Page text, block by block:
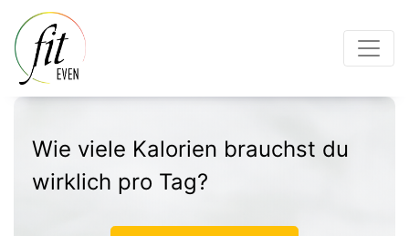
Wie viele Kalorien brauchst du
wirklich pro Tag?